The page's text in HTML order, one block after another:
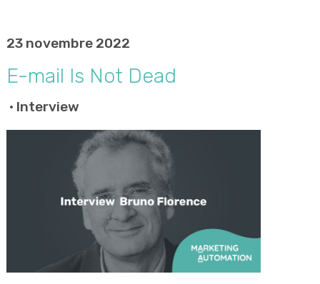
23 novembre 2022
E-mail Is Not Dead
• Interview